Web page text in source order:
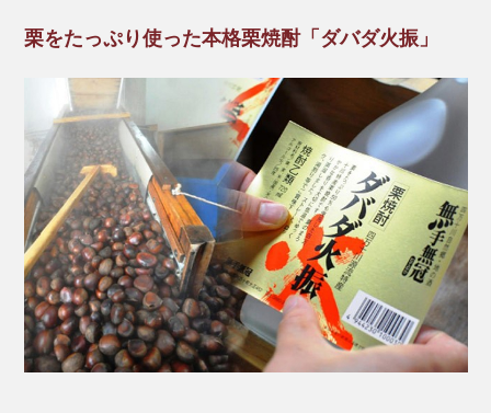
栗をたっぷり使った本格栗焼酎「ダバダ火振」